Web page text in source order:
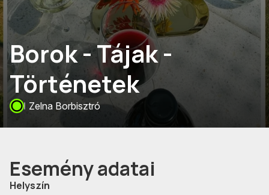
Borok - Tájak -
Történetek
Zelna Borbisztró
Esemény adatai
Helyszín